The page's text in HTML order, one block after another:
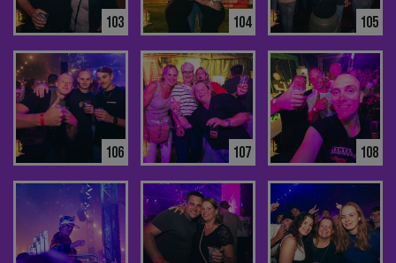
103 104 105
106 107 108